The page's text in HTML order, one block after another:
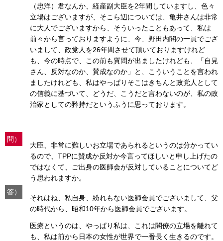
（忠洋）君なんか、経産副大臣を2年間していますし、色々
立場はございますが、そこら辺については、亀井さんは非常
に大人でございますから、そういったこともあって、私は
前々から言っておりますように、今、野田内閣の一員でござ
いまして、政党人を26年間させて頂いておりますけれど
も、今の時点で、この前も質問が出ましたけれども、「自見
さん、反対なのか、賛成なのか」と、こういうことを言われ
ましたけれども、私はやっぱりそこはきちんと政党人として
の信義に基づいて、どうだ、こうだと言わないのが、私の政
治家としての矜持だというふうに思っております。
問）
大臣、非常に難しいお立場であられるというのは分かってい
るので、TPPに賛成か反対か今言ってほしいと申し上げたの
ではなくて、ご出身の医師会が反対していることについてど
う思われますか。
答）
それはね、私自身、紛れもない医師会員でございまして、父
の時代から、昭和10年から医師会員でございます。
医療というのは、やっぱり私は、これは閣僚の立場を離れて
も、私は前から日本の女性が世界で一番長く生きるのです。